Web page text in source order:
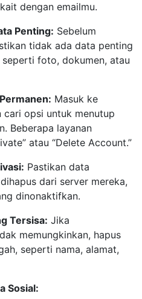
dengan emailmu.
Penting: Sebelum
tidak ada data penting
foto, dokumen, atau
Masuk ke
cari opsi untuk menutup
Beberapa layanan
atau “Delete Account.”
Pastikan data
dari server mereka,
dinonaktifkan.
Tersisa: Jika
memungkinkan, hapus
seperti nama, alamat,
Sosial: